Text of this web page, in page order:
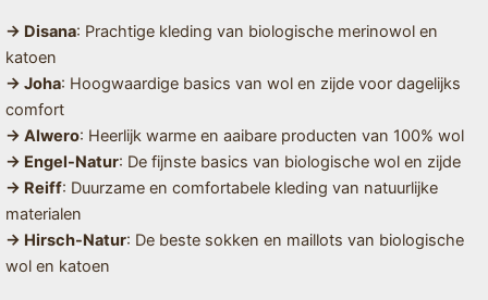
→ Disana: Prachtige kleding van biologische merinowol en
katoen
→ Joha: Hoogwaardige basics van wol en zijde voor dagelijks
comfort
→ Alwero: Heerlijk warme en aaibare producten van 100% wol
→ Engel-Natur: De fijnste basics van biologische wol en zijde
→ Reiff: Duurzame en comfortabele kleding van natuurlijke
materialen
→ Hirsch-Natur: De beste sokken en maillots van biologische
wol en katoen